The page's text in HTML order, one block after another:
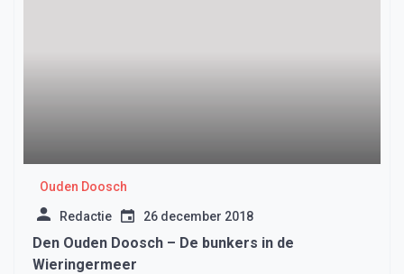
Ouden Doosch
Redactie 26 december 2018
Den Ouden Doosch – De bunkers in de
Wieringermeer